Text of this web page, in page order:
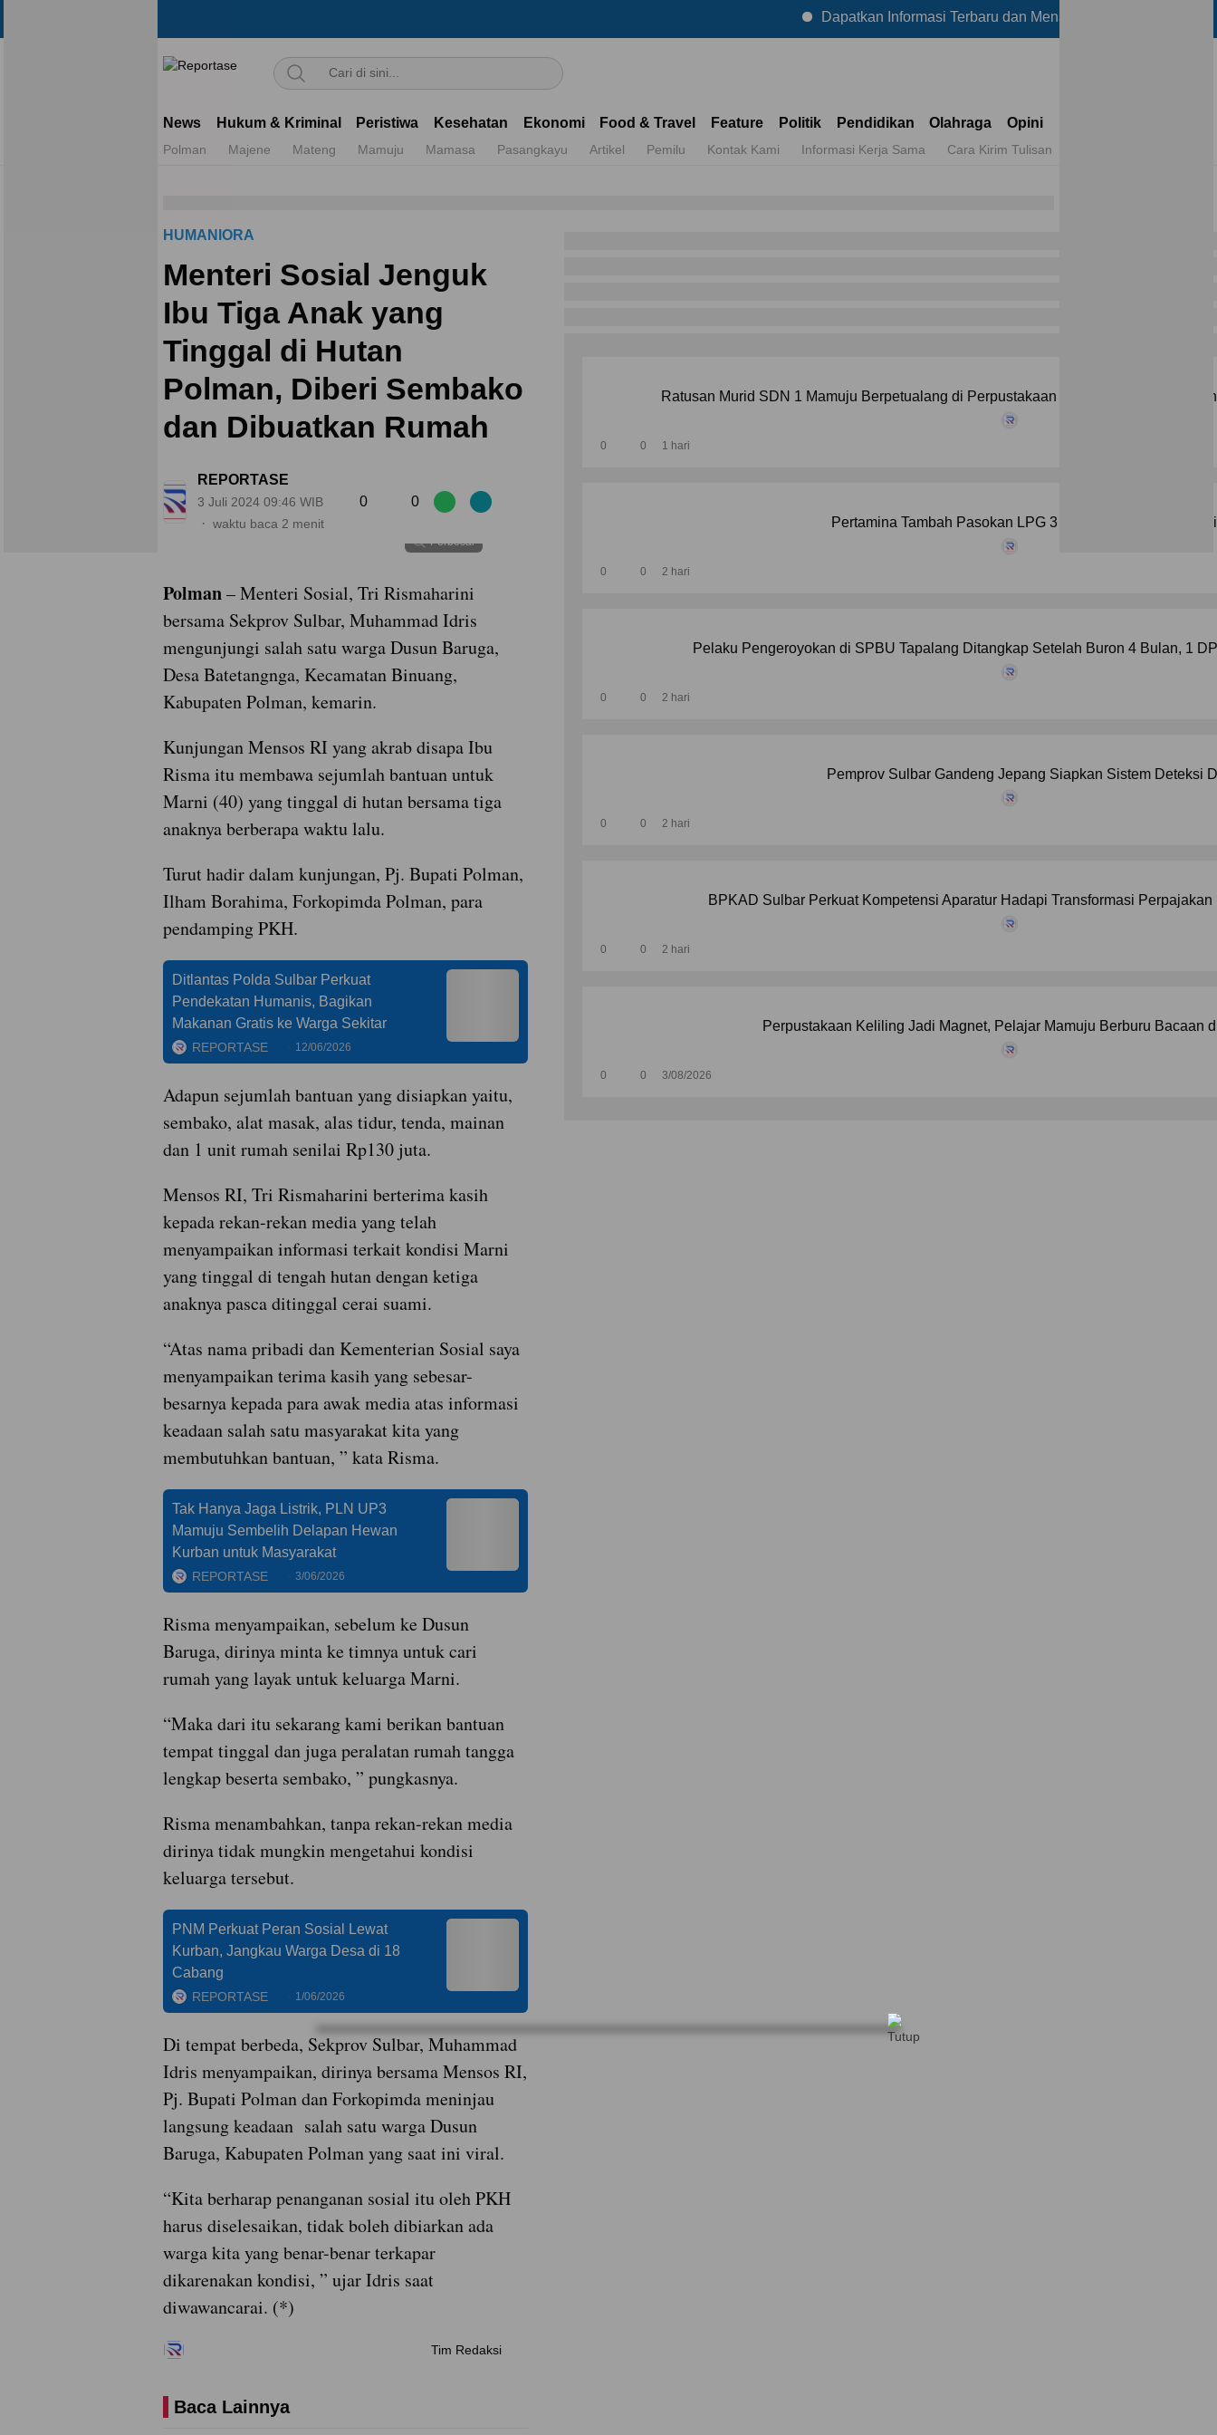
Dapatkan Informasi Terbaru dan Menarik Lainnya Hanya di Reportase
Mengulas Fakta Di Balik Cerita
News Hukum & Kriminal Peristiwa Kesehatan Ekonomi Food & Travel Feature Politik Pendidikan Olahraga Opini
Polman Majene Mateng Mamuju Mamasa Pasangkayu Artikel Pemilu Kontak Kami Informasi Kerja Sama Cara Kirim Tulisan
HUMANIORA
Menteri Sosial Jenguk
Ibu Tiga Anak yang
Tinggal di Hutan
Polman, Diberi Sembako
dan Dibuatkan Rumah
REPORTASE
3 Juli 2024 09:46 WIB
waktu baca 2 menit
0 0
Perbesar
Polman– Menteri Sosial, Tri Rismaharini
bersama Sekprov Sulbar, Muhammad Idris
mengunjungi salah satu warga Dusun Baruga,
Desa Batetangnga, Kecamatan Binuang,
Kabupaten Polman, kemarin.
Kunjungan Mensos RI yang akrab disapa Ibu
Risma itu membawa sejumlah bantuan untuk
Marni (40) yang tinggal di hutan bersama tiga
anaknya berberapa waktu lalu.
Turut hadir dalam kunjungan, Pj. Bupati Polman,
Ilham Borahima, Forkopimda Polman, para
pendamping PKH.
Ditlantas Polda Sulbar Perkuat
Pendekatan Humanis, Bagikan
Makanan Gratis ke Warga Sekitar
REPORTASE 12/06/2026
Adapun sejumlah bantuan yang disiapkan yaitu,
sembako, alat masak, alas tidur, tenda, mainan
dan 1 unit rumah senilai Rp130 juta.
Mensos RI, Tri Rismaharini berterima kasih
kepada rekan-rekan media yang telah
menyampaikan informasi terkait kondisi Marni
yang tinggal di tengah hutan dengan ketiga
anaknya pasca ditinggal cerai suami.
“Atas nama pribadi dan Kementerian Sosial saya
menyampaikan terima kasih yang sebesar-
besarnya kepada para awak media atas informasi
keadaan salah satu masyarakat kita yang
membutuhkan bantuan, ” kata Risma.
Tak Hanya Jaga Listrik, PLN UP3
Mamuju Sembelih Delapan Hewan
Kurban untuk Masyarakat
REPORTASE 3/06/2026
Risma menyampaikan, sebelum ke Dusun
Baruga, dirinya minta ke timnya untuk cari
rumah yang layak untuk keluarga Marni.
“Maka dari itu sekarang kami berikan bantuan
tempat tinggal dan juga peralatan rumah tangga
lengkap beserta sembako, ” pungkasnya.
Risma menambahkan, tanpa rekan-rekan media
dirinya tidak mungkin mengetahui kondisi
keluarga tersebut.
PNM Perkuat Peran Sosial Lewat
Kurban, Jangkau Warga Desa di 18
Cabang
REPORTASE 1/06/2026
Di tempat berbeda, Sekprov Sulbar, Muhammad
Idris menyampaikan, dirinya bersama Mensos RI,
Pj. Bupati Polman dan Forkopimda meninjau
langsung keadaan salah satu warga Dusun
Baruga, Kabupaten Polman yang saat ini viral.
“Kita berharap penanganan sosial itu oleh PKH
harus diselesaikan, tidak boleh dibiarkan ada
warga kita yang benar-benar terkapar
dikarenakan kondisi, ” ujar Idris saat
diwawancarai. (*)
Tim Redaksi
Baca Lainnya
Ratusan Murid SDN 1 Mamuju Berpetualang di Perpustakaan Daerah, Jelajahi
0 0 1 hari
Pertamina Tambah Pasokan LPG 3 Kg pada 4 Kabupaten
0 0 2 hari
Pelaku Pengeroyokan di SPBU Tapalang Ditangkap Setelah Buron 4 Bulan, 1
0 0 2 hari
Pemprov Sulbar Gandeng Jepang Siapkan Sistem Deteksi
0 0 2 hari
BPKAD Sulbar Perkuat Kompetensi Aparatur Hadapi Transformasi
0 0 2 hari
Perpustakaan Keliling Jadi Magnet, Pelajar Mamuju Berburu Bacaan
0 0 3/08/2026